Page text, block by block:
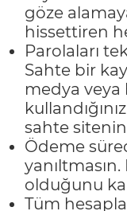
göze
hissettiren
Parolaları
Sahte bir
medya veya
sahte
Ödeme
yanıltmasın.
olduğunu
Tüm